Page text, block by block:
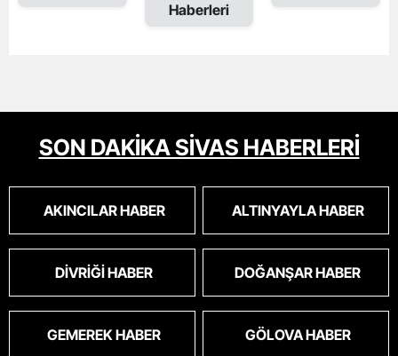
Haberleri
SON DAKİKA SİVAS HABERLERİ
AKINCILAR HABER ALTINYAYLA HABER
DIVRIĞI HABER DOĞANŞAR HABER
GEMEREK HABER GÖLOVA HABER